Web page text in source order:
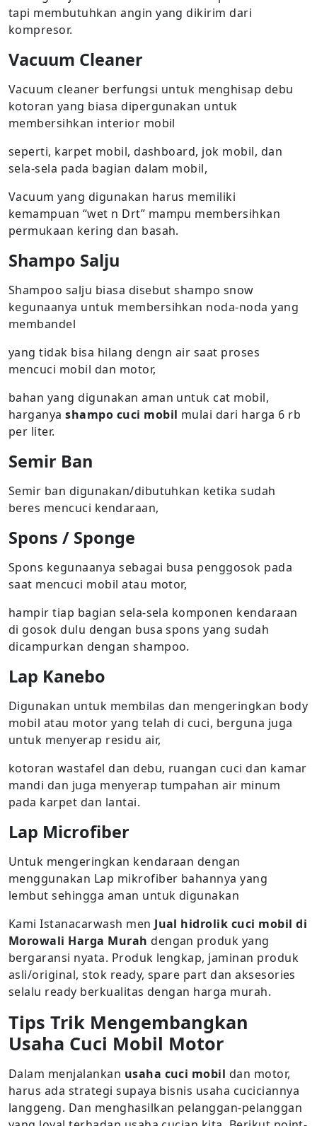
tapi membutuhkan angin yang dikirim dari
kompresor.
Vacuum Cleaner
Vacuum cleaner berfungsi untuk menghisap debu
kotoran yang biasa dipergunakan untuk
membersihkan interior mobil
seperti, karpet mobil, dashboard, jok mobil, dan
sela-sela pada bagian dalam mobil,
Vacuum yang digunakan harus memiliki
kemampuan “wet n Drt” mampu membersihkan
permukaan kering dan basah.
Shampo Salju
Shampoo salju biasa disebut shampo snow
kegunaanya untuk membersihkan noda-noda yang
membandel
yang tidak bisa hilang dengn air saat proses
mencuci mobil dan motor,
bahan yang digunakan aman untuk cat mobil,
harganyashampo cuci mobil mulai dari harga 6 rb
per liter.
Semir Ban
Semir ban digunakan/dibutuhkan ketika sudah
beres mencuci kendaraan,
Spons / Sponge
Spons kegunaanya sebagai busa penggosok pada
saat mencuci mobil atau motor,
hampir tiap bagian sela-sela komponen kendaraan
di gosok dulu dengan busa spons yang sudah
dicampurkan dengan shampoo.
Lap Kanebo
Digunakan untuk membilas dan mengeringkan body
mobil atau motor yang telah di cuci, berguna juga
untuk menyerap residu air,
kotoran wastafel dan debu, ruangan cuci dan kamar
mandi dan juga menyerap tumpahan air minum
pada karpet dan lantai.
Lap Microfiber
Untuk mengeringkan kendaraan dengan
menggunakan Lap mikrofiber bahannya yang
lembut sehingga aman untuk digunakan
Kami Istanacarwash men Jual hidrolik cuci mobil di
Morowali Harga Murah dengan produk yang
bergaransi nyata. Produk lengkap, jaminan produk
asli/original, stok ready, spare part dan aksesories
selalu ready berkualitas dengan harga murah.
Tips Trik Mengembangkan
Usaha Cuci Mobil Motor
Dalam menjalankan usaha cuci mobil dan motor,
harus ada strategi supaya bisnis usaha cuciciannya
langgeng. Dan menghasilkan pelanggan-pelanggan